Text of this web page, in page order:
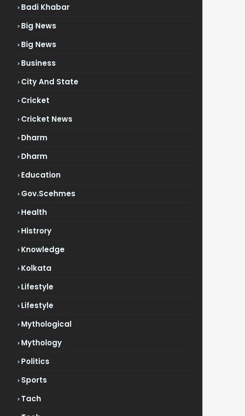
Badi Khabar
Big News
Big News
Business
City And State
Cricket
Cricket News
Dharm
Dharm
Education
Gov.scehmes
Health
Histrory
Knowledge
Kolkata
Lifestyle
Lifestyle
Mythological
Mythology
Politics
Sports
Tach